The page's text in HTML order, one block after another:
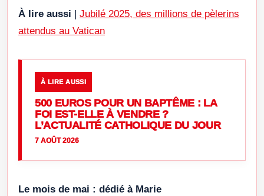
À lire aussi
Jubilé 2025, des millions de pèlerins
attendus au Vatican
À LIRE AUSSI
500 EUROS POUR UN BAPTÊME : LA
FOI EST-ELLE À VENDRE ?
L’ACTUALITÉ CATHOLIQUE DU JOUR
7 AOÛT 2026
Le mois de mai : dédié à Marie